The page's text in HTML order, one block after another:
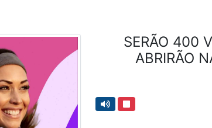
SERÃO 400
ABRIRÃO